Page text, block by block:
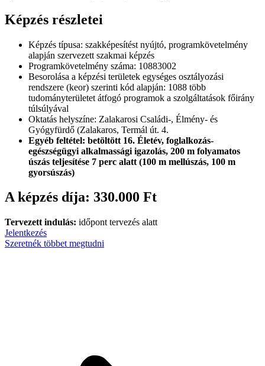
Képzés részletei
Képzés típusa: szakképesítést nyújtó, programkövetelmény
alapján szervezett szakmai képzés
Programkövetelmény száma: 10883002
Besorolása a képzési területek egységes osztályozási
rendszere (keor) szerinti kód alapján: 1088 több
tudományterületet átfogó programok a szolgáltatások főirány
túlsúlyával
Oktatás helyszíne: Zalakarosi Családi-, Élmény- és
Gyógyfürdő (Zalakaros, Termál út. 4.
Egyéb feltétel: betöltött 16. Életév, foglalkozás-
egészségügyi alkalmassági igazolás, 200 m folyamatos
úszás teljesítése 7 perc alatt (100 m mellúszás, 100 m
gyorsúszás)
A képzés díja: 330.000 Ft
Tervezett indulás: időpont tervezés alatt
Jelentkezés
Szeretnék többet megtudni